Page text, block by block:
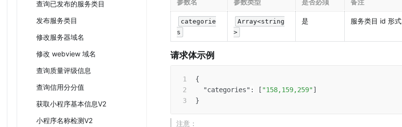
查询已发布的服务类目
发布服务类目
修改服务器域名
修改 webview 域名
查询质量评级信息
查询信用分分值
获取小程序基本信息V2
小程序名称检测V2
参数名 参数类型 是否必须 备注
categorie
s
Array<string
>
是 服务类目 id 形式
请求体示例
{
"categories" : [ "158,159,259"]
}
注意：